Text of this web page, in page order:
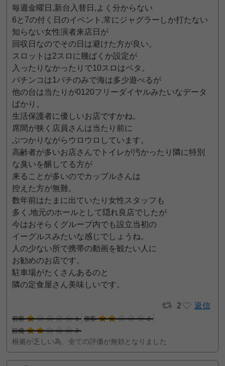
毎週金曜日,新台入替日,よく分からない
6と7の付く日のイベント,常にジャグラーしか打たない
知らない女性演者来店日が
回収日なのでその日は避けた方が良い。
スロットは2スロに幾ばくか設定が
入ったりなかったりで10スロはベタ。
パチンコは1パチのみで海は多少遊べるが
他の台は当たりが0120フリーダイヤルみたいなデータ
ばかり。
生活保護者に優しいお店ですかね。
席間が狭く店員さんは当たり前に
ぶつかりながらウロウロしています。
高齢者が多いお店さんでトイレが汚かったり隣に特別
な臭いを醸してる方が
来ることが多いのでカップルさんは
控えた方が無難。
数年前はたまに出ていたり女性スタッフも
多く,地元のホールとして隠れ良店でしたが
今はおそらくグループ内でも設立当初の
イーグルスみたいな感じでしょうね。
人の少ない所で携帯の動画を観たい人に
お勧めのお店です。
駐車場がたくさんあるのと
隣の定食屋さん美味しいです。
2 返信
営業 1 接客
2
設備
2
根拠が乏しい為、全ての評価が無効となりました